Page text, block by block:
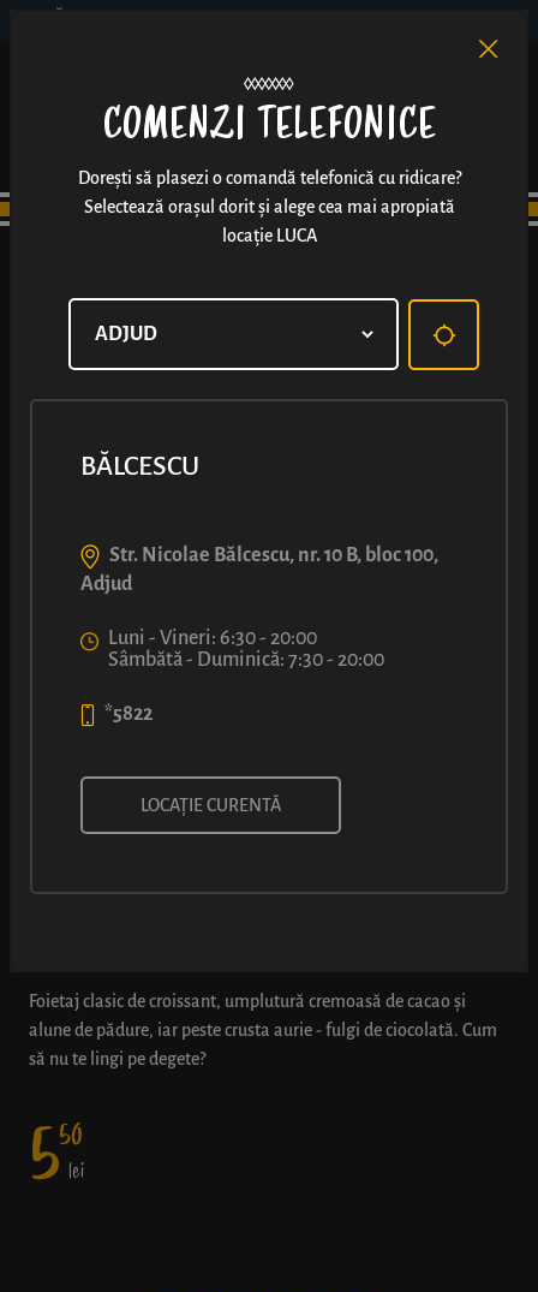
CROISSANT CU UMPLUTURĂ DE
CACAO ȘI ALUNE DE PĂDURE,
Foietaj clasic de croissant, umplutură cremoasă de cacao și
alune de pădure, iar peste crusta aurie - fulgi de ciocolată. Cum
să nu te lingi pe degete?
550
lei
COMENZI TELEFONICE
Dorești să plasezi o comandă telefonică cu ridicare?
Selectează orașul dorit și alege cea mai apropiată
locație LUCA
BĂLCESCU
Str. Nicolae Bălcescu, nr. 10 B, bloc 100,
Adjud
Luni - Vineri: 6:30 - 20:00
Sâmbătă - Duminică: 7:30 - 20:00
*5822
LOCAȚIE CURENTĂ